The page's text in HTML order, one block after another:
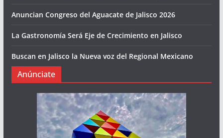
Anuncian Congreso del Aguacate de Jalisco 2026
La Gastronomía Será Eje de Crecimiento en Jalisco
Buscan en Jalisco la Nueva voz del Regional Mexicano
Anúnciate